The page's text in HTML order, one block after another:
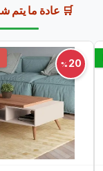
🛒 عادة ما يتم
20
%